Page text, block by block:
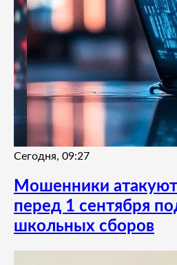
Сегодня, 09:27
Мошенники
перед 1 сентября
школьных сборов